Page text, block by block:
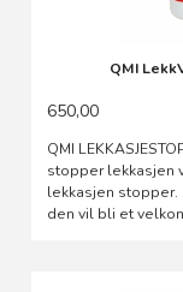
QMI
650,00
QMI
stopper lekkasjen
lekkasjen stopper.
den vil bli et